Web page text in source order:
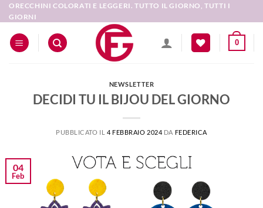
Salta
ai
contenuti
ORECCHINI COLORATI E LEGGERI. TUTTO IL GIORNO, TUTTI I
GIORNI
0
NEWSLETTER
DECIDI TU IL BIJOU DEL GIORNO
PUBBLICATO IL 4 FEBBRAIO 2024 DA FEDERICA
04
Feb